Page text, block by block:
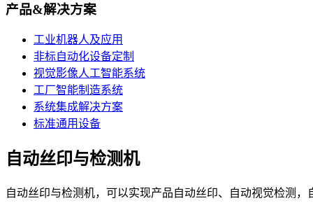
产品&解决方案
工业机器人及应用
非标自动化设备定制
视觉影像人工智能系统
工厂智能制造系统
系统集成解决方案
标准通用设备
自动丝印与检测机
自动丝印与检测机，可以实现产品自动丝印、自动视觉检测